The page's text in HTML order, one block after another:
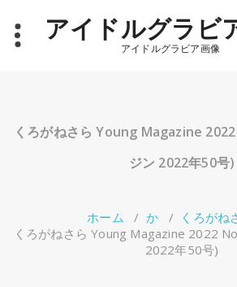
アイドルグラビ
アイドルグラビア画像
くろがねさら Young Magazine
ジン 2022年50号)
ホーム / か / くろがね
くろがねさら Young Magazine 2022
2022年50号)